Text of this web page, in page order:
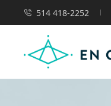
514 418-2252